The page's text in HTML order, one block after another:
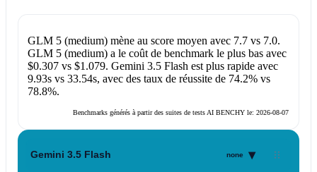
GLM 5 (medium)mène au score moyen avec 7.7vs 7.0.
GLM 5 (medium)a le coût de benchmark le plus bas avec
$0.307vs $1.079. Gemini 3.5 Flash est plus rapide avec
9.93svs 33.54s, avec des taux de réussite de 74.2%vs
78.8%.
Benchmarks générés à partir des suites de tests AI BENCHY le: 2026-08-07
Gemini 3.5 Flash none ▾